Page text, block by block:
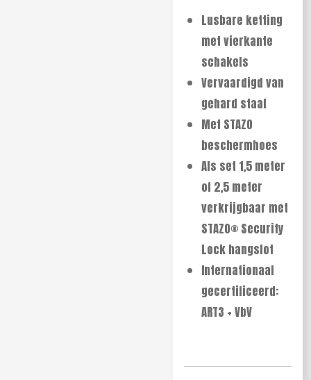
Lusbare ketting
met vierkante
schakels
Vervaardigd van
gehard staal
Met STAZO
beschermhoes
Als set 1,5 meter
of 2,5 meter
verkrijgbaar met
STAZO® Security
Lock hangslot
Internationaal
gecertificeerd:
ART3 + VbV